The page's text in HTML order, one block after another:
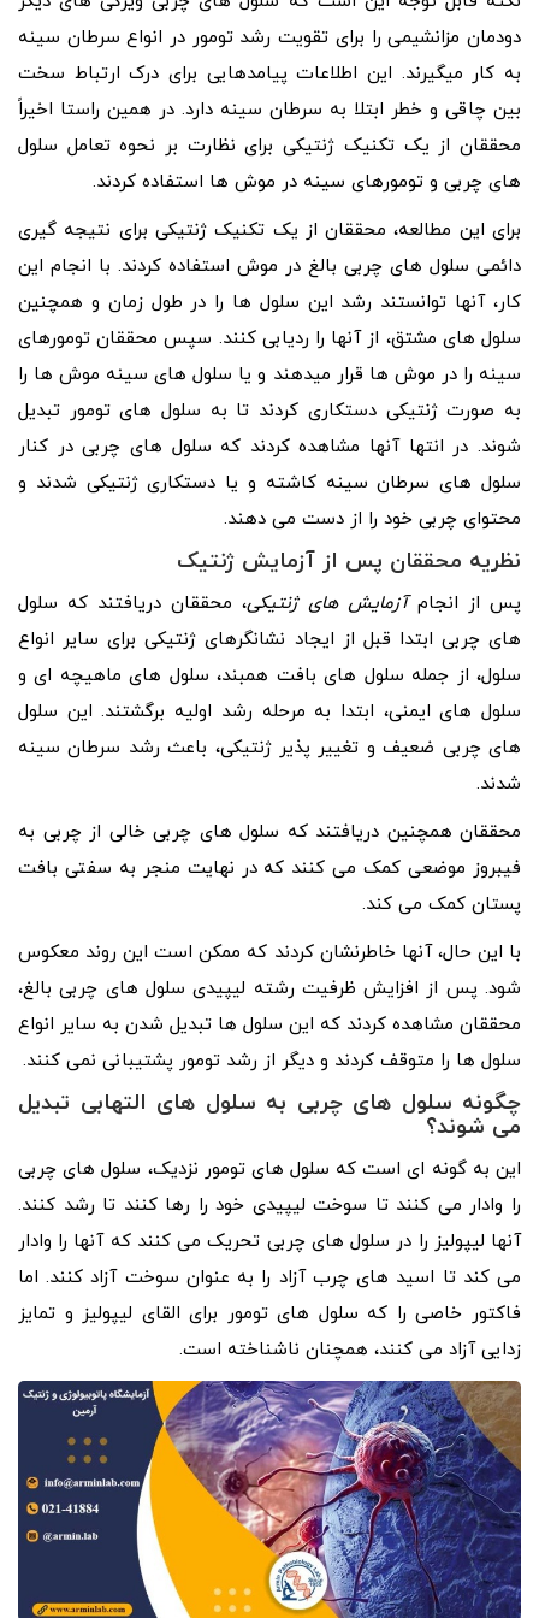
دودمان مزانشیمی را برای تقویت رشد تومور در انواع سرطان سینه
به کار میگیرند. این اطلاعات پیامدهایی برای درک ارتباط سخت
بین چاقی و خطر ابتلا به سرطان سینه دارد. در همین راستا اخیراً
محققان از یک تکنیک ژنتیکی برای نظارت بر نحوه تعامل سلول‌
های چربی و تومورهای سینه در موش‌ ها استفاده کردند.
برای این مطالعه، محققان از یک تکنیک ژنتیکی برای نتیجه گیری
دائمی سلول های چربی بالغ در موش استفاده کردند. با انجام این
کار، آنها توانستند رشد این سلول ها را در طول زمان و همچنین
سلول های مشتق، از آنها را ردیابی کنند. سپس محققان تومورهای
سینه را در موش‌ ها قرار میدهند و یا سلول‌ های سینه ‌موش ها را
به صورت ژنتیکی دستکاری کردند تا به سلول‌ های تومور تبدیل
شوند. در انتها آنها مشاهده کردند که سلول های چربی در کنار
سلول های سرطان سینه کاشته و یا دستکاری ژنتیکی شدند و
محتوای چربی خود را از دست می دهند.
نظریه محققان پس از آزمایش ژنتیک
پس از انجامآزمایش‌ های ژنتیکی، محققان دریافتند که سلول‌
های چربی ابتدا قبل از ایجاد نشانگرهای ژنتیکی برای سایر انواع
سلول، از جمله سلول‌ های بافت همبند، سلول‌ های ماهیچه ‌ای و
سلول‌ های ایمنی، ابتدا به مرحله رشد اولیه برگشتند. این سلول‌
های چربی ضعیف و تغییر پذیر ژنتیکی، باعث رشد سرطان سینه
شدند.
محققان همچنین دریافتند که سلول‌ های چربی خالی از چربی به
فیبروز موضعی کمک می‌ کنند که در نهایت منجر به سفتی بافت
پستان کمک می‌ کند.
با این حال، آنها خاطرنشان کردند که ممکن است این روند معکوس
شود. پس از افزایش ظرفیت رشته لیپیدی سلول های چربی بالغ،
محققان مشاهده کردند که این سلول ها تبدیل شدن به سایر انواع
سلول ها را متوقف کردند و دیگر از رشد تومور پشتیبانی نمی کنند.
چگونه سلول های چربی به سلول های التهابی تبدیل
می شوند؟
این به گونه ای است که سلول‌ های تومور نزدیک، سلول‌ های چربی
را وادار می‌ کنند تا سوخت لیپیدی خود را رها کنند تا رشد کنند.
آنها لیپولیز را در سلول‌ های چربی تحریک می ‌کنند که آنها را وادار
می‌ کند تا اسید های چرب آزاد را به عنوان سوخت آزاد کنند. اما
فاکتور خاصی را که سلول ‌های تومور برای القای لیپولیز و تمایز
زدایی آزاد می ‌کنند، همچنان ناشناخته است.